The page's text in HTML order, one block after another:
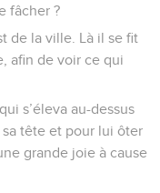
fâcher ?
de la ville. Là il se fit
afin de voir ce qui
s’éleva au-dessus
sa tête et pour lui ôter
grande joie à cause